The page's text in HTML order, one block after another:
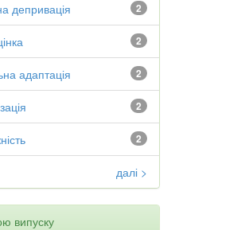
2
депривація
2
2
адаптація
2
2
далі >
випуску